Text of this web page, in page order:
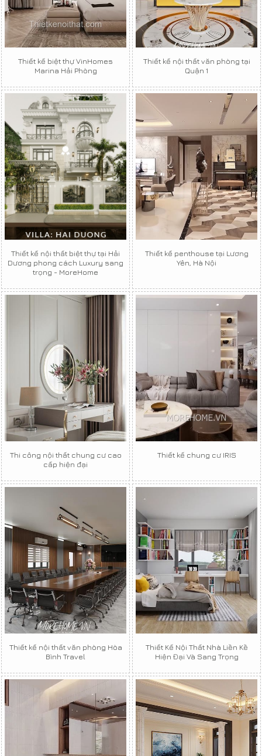
Thiết kế biệt thự VinHomes
Marina Hải Phòng
Thiết kế nội thất văn phòng tại
Quận 1
Thiết kế nội thất biệt thự tại Hải
Dương phong cách Luxury sang
trọng - MoreHome
Thiết kế penthouse tại Lương
Yên, Hà Nội
Thi công nội thất chung cư cao
cấp hiện đại
Thiết kế chung cư IRIS
Thiết kế nội thất văn phòng Hòa
Bình Travel
Thiết Kế Nội Thất Nhà Liền Kề
Hiện Đại Và Sang Trọng